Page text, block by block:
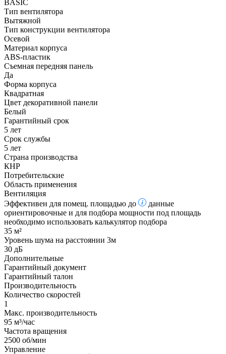
BASIC
Тип вентилятора
Вытяжной
Тип конструкции вентилятора
Осевой
Материал корпуса
ABS-пластик
Съемная передняя панель
Да
Форма корпуса
Квадратная
Цвет декоративной панели
Белый
Гарантийный срок
5 лет
Срок службы
5 лет
Страна производства
КНР
Потребительские
Область применения
Вентиляция
Эффективен для помещ. площадью до
данные
ориентировочные и для подбора мощности под площадь
необходимо использовать калькулятор подбора
35 м²
Уровень шума на расстоянии 3м
30 дБ
Дополнительные
Гарантийный документ
Гарантийный талон
Производительность
Количество скоростей
1
Макс. производительность
95 м³/час
Частота вращения
2500 об/мин
Управление